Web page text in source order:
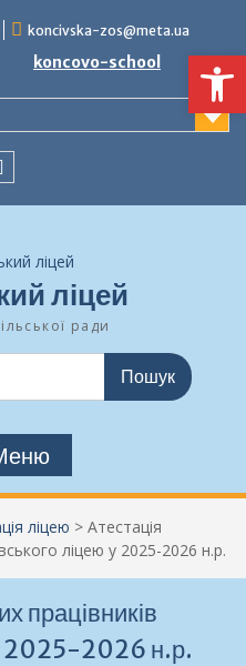
koncivska-zos@meta.ua
koncovo-school
ліцей
ради
ліцею > Атестація
ліцею у 2025-2026 н.р.
працівників
2025-2026 н.р.